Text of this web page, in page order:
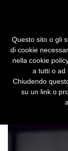
realtà
beta
Questo sito o gli
di cookie
nella cookie
a tutti o ad
Chiudendo
su un link o